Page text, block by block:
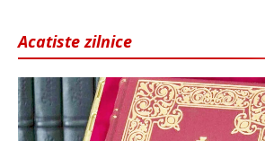
Acatiste zilnice